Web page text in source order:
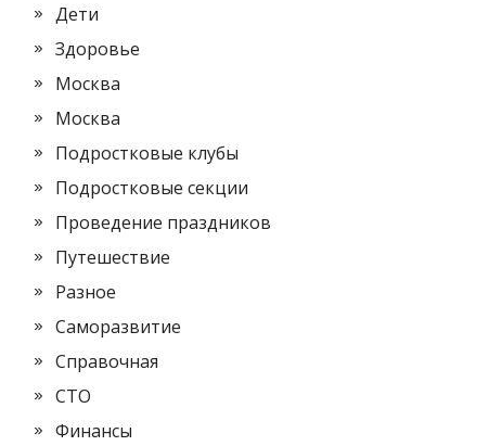
Дети
Здоровье
Москва
Москва
Подростковые клубы
Подростковые секции
Проведение праздников
Путешествие
Разное
Саморазвитие
Справочная
СТО
Финансы